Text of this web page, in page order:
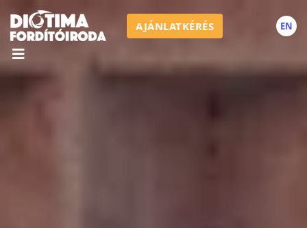
AJÁNLATKÉRÉS EN